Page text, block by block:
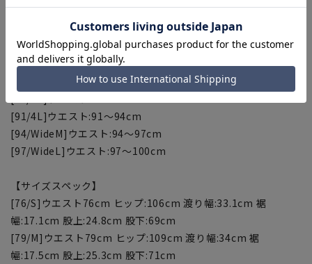
【ウエスト対応サイズ】
[76/S]ウエスト:76～79cm
[79/M]ウエスト:79～82cm
[82/L]ウエスト:82～85cm
[85/LL]ウエスト:85～88cm
[91/4L]ウエスト:91～94cm
[94/WideM]ウエスト:94～97cm
[97/WideL]ウエスト:97～100cm
【サイズスペック】
[76/S]ウエスト76cm ヒップ:106cm 渡り幅:33.1cm 裾
幅:17.1cm 股上:24.8cm 股下:69cm
[79/M]ウエスト79cm ヒップ:109cm 渡り幅:34cm 裾
幅:17.5cm 股上:25.3cm 股下:71cm